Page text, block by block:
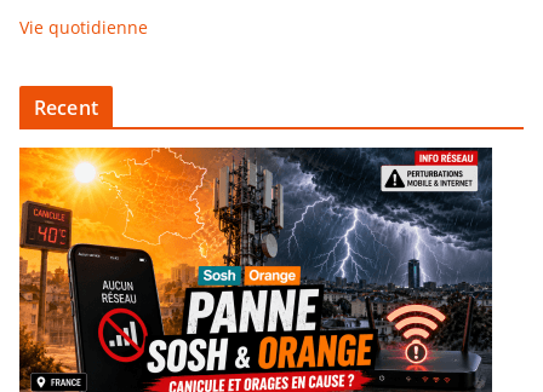
Vie quotidienne
Recent